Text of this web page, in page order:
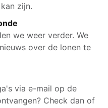
zijn.
we weer verder. We
over de lonen te
via e-mail op de
Check dan of